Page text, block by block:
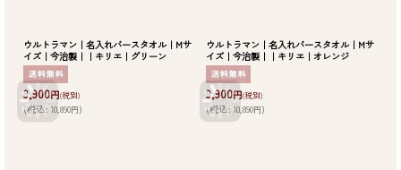
ウルトラマン｜名入れバースタオル｜Mサ
イズ｜今治製｜｜キリエ｜グリーン
9,900円(税別)
(税込: 10,890円)
ウルトラマン｜名入れバースタオル｜Mサ
イズ｜今治製｜｜キリエ｜オレンジ
9,900円(税別)
(税込: 10,890円)